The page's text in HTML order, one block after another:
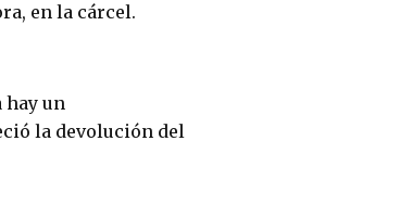
en la cárcel.
hay un
la devolución del